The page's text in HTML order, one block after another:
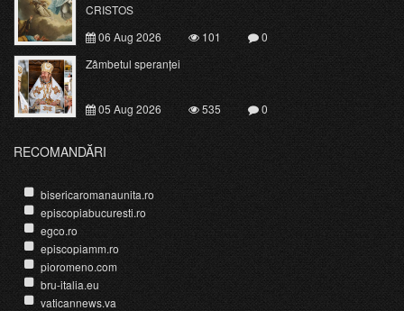
CRISTOS
06 Aug 2026
101
0
Zâmbetul speranței
05 Aug 2026 535 0
RECOMANDĂRI
bisericaromanaunita.ro
episcopiabucuresti.ro
egco.ro
episcopiamm.ro
pioromeno.com
bru-italia.eu
vaticannews.va